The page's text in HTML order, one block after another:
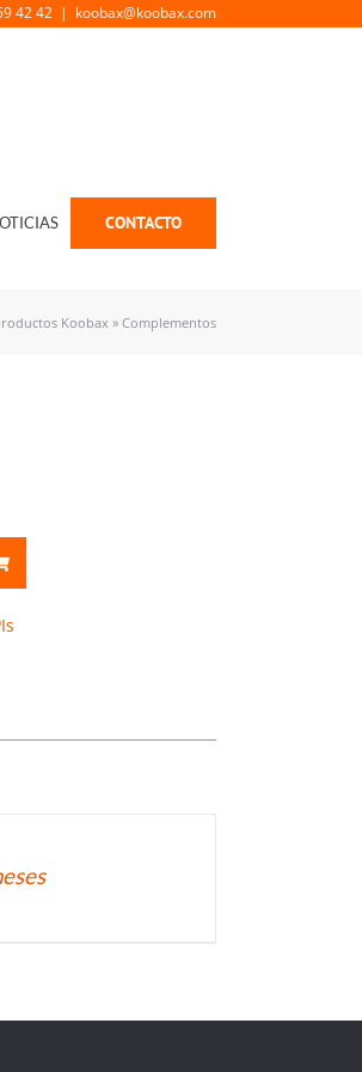
42 42 | koobax@koobax.com
CONTACTO
Koobax » Complementos